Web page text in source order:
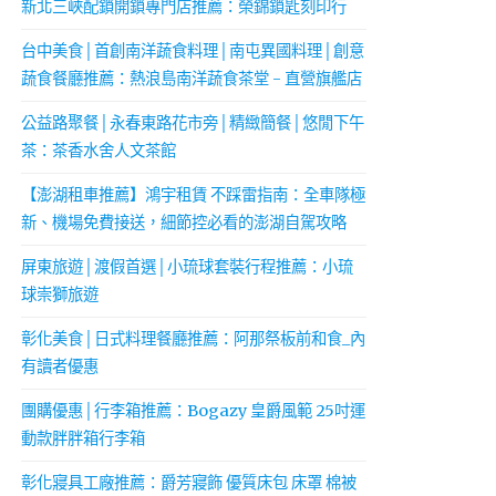
新北三峽配鎖開鎖專門店推薦：榮錦鎖匙刻印行
台中美食│首創南洋蔬食料理│南屯異國料理│創意
蔬食餐廳推薦：熱浪島南洋蔬食茶堂 - 直營旗艦店
公益路聚餐│永春東路花市旁│精緻簡餐│悠閒下午
茶：茶香水舍人文茶館
【澎湖租車推薦】鴻宇租賃 不踩雷指南：全車隊極
新、機場免費接送，細節控必看的澎湖自駕攻略
屏東旅遊│渡假首選│小琉球套裝行程推薦：小琉
球崇獅旅遊
彰化美食│日式料理餐廳推薦：阿那祭板前和食_內
有讀者優惠
團購優惠│行李箱推薦：Bogazy 皇爵風範 25吋運
動款胖胖箱行李箱
彰化寢具工廠推薦：爵芳寢飾 優質床包 床罩 棉被